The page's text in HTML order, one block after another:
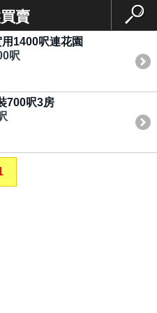
賣
用1400呎連花園
呎
700呎3房